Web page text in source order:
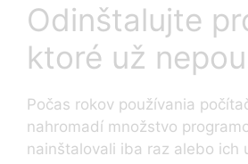
Odinštalujte
ktoré už
Počas rokov používania
nahromadí množstvo
nainštalovali iba raz alebo ich